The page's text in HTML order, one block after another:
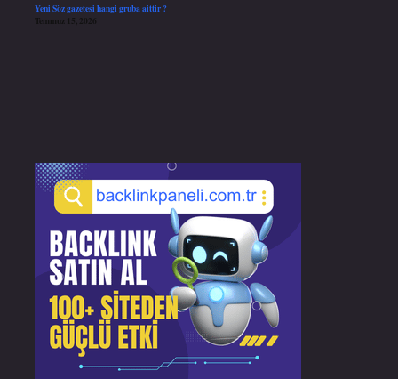
Yeni Söz gazetesi hangi gruba aittir ?
Temmuz 15, 2026